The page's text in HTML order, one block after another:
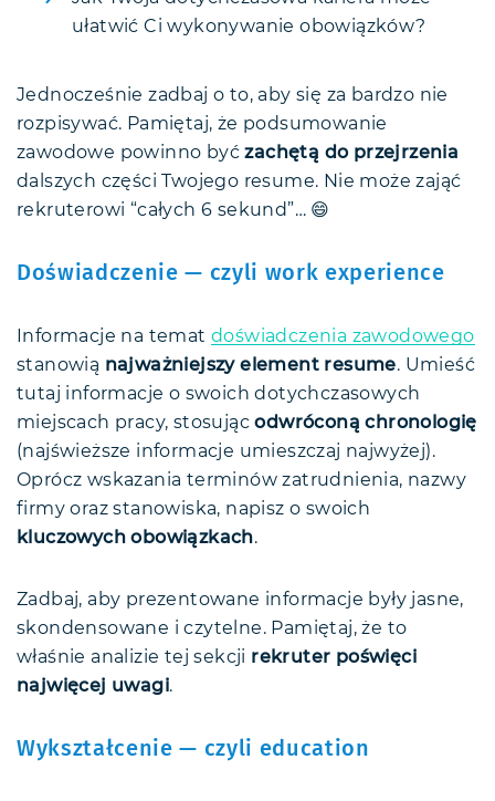
ułatwić Ci wykonywanie obowiązków?
Jednocześnie zadbaj o to, aby się za bardzo nie
rozpisywać. Pamiętaj, że podsumowanie
zawodowe powinno byćzachętą do przejrzenia
dalszych części Twojego resume. Nie może zająć
rekruterowi “całych 6 sekund”… 😄
Doświadczenie — czyli work experience
Informacje na temat doświadczenia zawodowego
stanowią najważniejszy element resume. Umieść
tutaj informacje o swoich dotychczasowych
miejscach pracy, stosującodwróconą chronologię
(najświeższe informacje umieszczaj najwyżej).
Oprócz wskazania terminów zatrudnienia, nazwy
firmy oraz stanowiska, napisz o swoich
kluczowych obowiązkach.
Zadbaj, aby prezentowane informacje były jasne,
skondensowane i czytelne. Pamiętaj, że to
właśnie analizie tej sekcji rekruter poświęci
najwięcej uwagi.
Wykształcenie — czyli education